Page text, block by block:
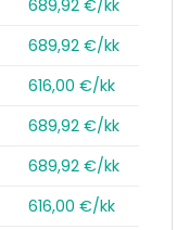
689,92 €/kk
689,92 €/kk
616,00 €/kk
689,92 €/kk
689,92 €/kk
616,00 €/kk